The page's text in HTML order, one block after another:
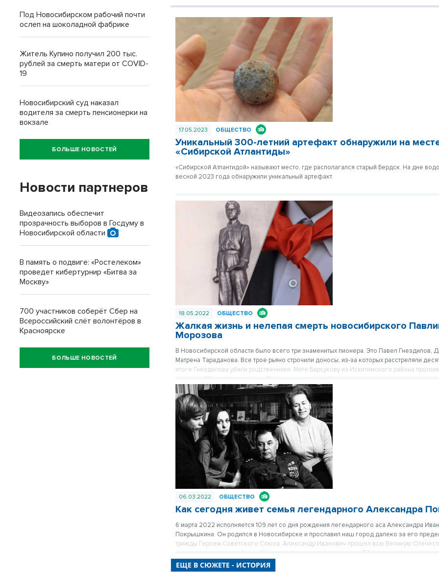
17.05.2023 ОБЩЕСТВО
Уникальный 300-летний артефакт обнаружили на
«Сибирской Атлантиды»
«Сибирской Атлантидой» называют место, где располагался старый Бердск. На дне
весной 2023 года обнаружили уникальный артефакт.
18.05.2022 ОБЩЕСТВО
Жалкая жизнь и нелепая смерть новосибирского
Морозова
В Новосибирской области было всего три знаменитых пионера. Это Павел Гнездилов,
Матрена Тараданова. Все трое рьяно строчили доносы, из-за которых расстреляли
итоге Гнездилова убили родственники, Мите Барсукову из Искитимского района
пионерку Матрену из деревни Старопесочное вообще лишили головы.
06.03.2022 ОБЩЕСТВО
Как сегодня живет семья легендарного Александра
6 марта 2022 исполняется 109 лет со дня рождения легендарного аса Александра
Покрышкина. Он родился в Новосибирске и прославил наш город далеко за его
трижды Героем Советского Союза. Александр Иванович прошел всю Великую
первого ее дня до победы. Сбил, по официальной статистике, 59 фашистских
– более 100.
ЕЩЕ В СЮЖЕТЕ - ИСТОРИЯ
Под Новосибирском рабочий почти
ослеп на шоколадной фабрике
Житель Купино получил 200 тыс.
рублей за смерть матери от COVID-
19
Новосибирский суд наказал
водителя за смерть пенсионерки на
вокзале
БОЛЬШЕ НОВОСТЕЙ
Новости партнеров
Видеозапись обеспечит
прозрачность выборов в Госдуму в
Новосибирской области
В память о подвиге: «Ростелеком»
проведет кибертурнир «Битва за
Москву»
700 участников соберёт Сбер на
Всероссийский слёт волонтёров в
Красноярске
БОЛЬШЕ НОВОСТЕЙ